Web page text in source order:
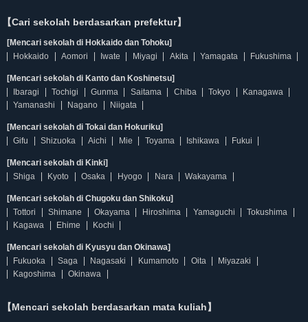
【Cari sekolah berdasarkan prefektur】
[Mencari sekolah di Hokkaido dan Tohoku]
Hokkaido
Aomori Iwate Miyagi Akita Yamagata Fukushima
[Mencari sekolah di Kanto dan Koshinetsu]
Ibaragi
Tochigi Gunma Saitama Chiba Tokyo
Kanagawa
Yamanashi
Nagano Niigata
[Mencari sekolah di Tokai dan Hokuriku]
Gifu
Shizuoka Aichi Mie Toyama Ishikawa Fukui
[Mencari sekolah di Kinki]
Shiga
Kyoto Osaka Hyogo Nara Wakayama
[Mencari sekolah di Chugoku dan Shikoku]
Tottori
Shimane Okayama Hiroshima Yamaguchi
Tokushima
Kagawa
Ehime Kochi
[Mencari sekolah di Kyusyu dan Okinawa]
Fukuoka
Saga Nagasaki Kumamoto Oita
Miyazaki
Kagoshima
Okinawa
【Mencari sekolah berdasarkan mata kuliah】